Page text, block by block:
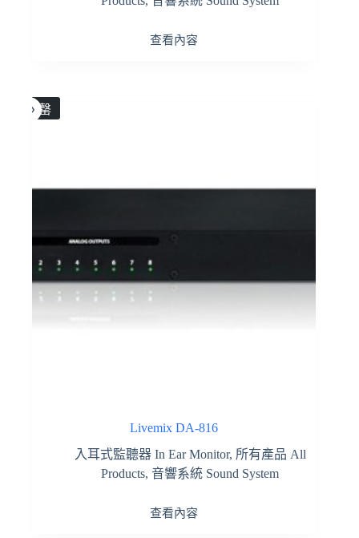
查看內容
售罄
Livemix DA-816
入耳式監聽器 In Ear Monitor, 所有產品 All
Products,音響系統 Sound System
查看內容